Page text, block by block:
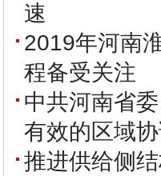
速
2019年河南
程备受关注
中共河南省
有效的区域
推进供给侧